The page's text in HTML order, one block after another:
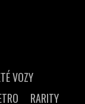
VOZY
RARITY